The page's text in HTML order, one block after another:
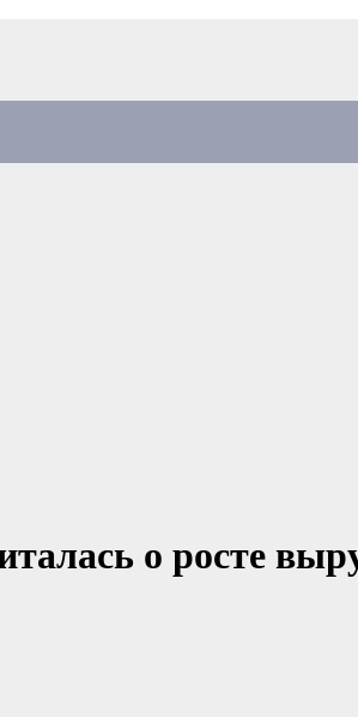
о росте